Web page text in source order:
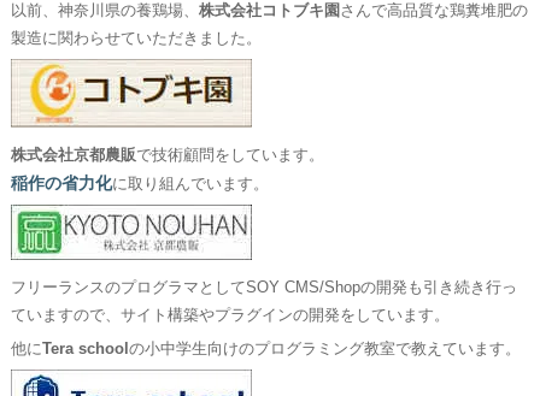
以前、神奈川県の養鶏場、 株式会社コトブキ園 さんで高品質な鶏糞堆肥の
製造に関わらせていただきました。
株式会社京都農販で技術顧問をしています。
稲作の省力化に取り組んでいます。
フリーランスのプログラマとしてSOY CMS/Shopの開発も引き続き行っ
ていますので、サイト構築やプラグインの開発をしています。
他にTera school の小中学生向けのプログラミング教室で教えています。